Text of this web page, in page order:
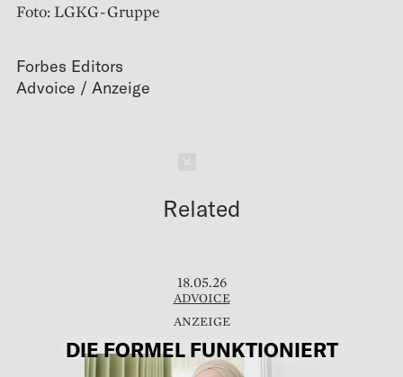
Foto: LGKG-Gruppe
Forbes Editors
Related
18.05.26
ADVOICE
DIE FORMEL FUNKTIONIERT